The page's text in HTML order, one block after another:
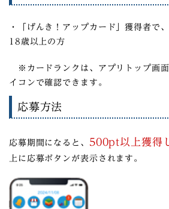
・「げんき！アップカード」獲得者で
18歳以上の方
※カードランクは、アプリトップ画面
イコンで確認できます。
応募方法
応募期間になると、 500pt以上獲得
上に応募ボタンが表示されます。